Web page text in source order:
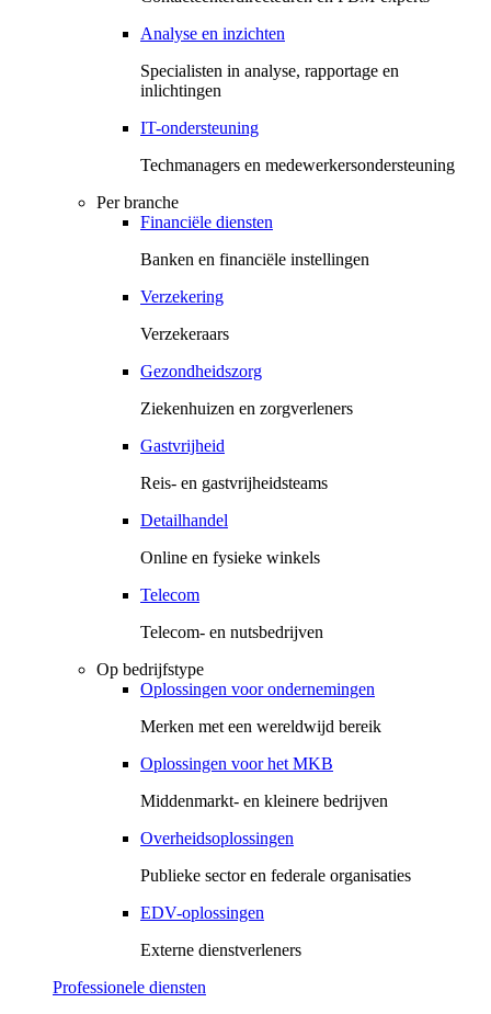
Analyse en inzichten
Specialisten in analyse, rapportage en
inlichtingen
IT-ondersteuning
Techmanagers en medewerkersondersteuning
Per branche
Financiële diensten
Banken en financiële instellingen
Verzekering
Verzekeraars
Gezondheidszorg
Ziekenhuizen en zorgverleners
Gastvrijheid
Reis- en gastvrijheidsteams
Detailhandel
Online en fysieke winkels
Telecom
Telecom- en nutsbedrijven
Op bedrijfstype
Oplossingen voor ondernemingen
Merken met een wereldwijd bereik
Oplossingen voor het MKB
Middenmarkt- en kleinere bedrijven
Overheidsoplossingen
Publieke sector en federale organisaties
EDV-oplossingen
Externe dienstverleners
Professionele diensten